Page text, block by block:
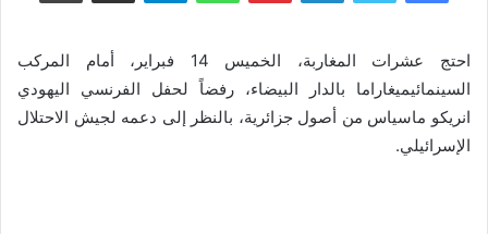
احتج عشرات المغاربة، الخميس 14 فبراير، أمام المركب
السينمائيميغاراما بالدار البيضاء، رفضاً لحفل الفرنسي اليهودي
انريكو ماسياس من أصول جزائرية، بالنظر إلى دعمه لجيش الاحتلال
الإسرائيلي.